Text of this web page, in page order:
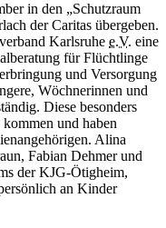
in den „Schutzraum
der Caritas übergeben.
Karlsruhe e.V. eine
für Flüchtlinge
und Versorgung
Wöchnerinnen und
Diese besonders
und haben
Alina
Fabian Dehmer und
der KJG-Ötigheim,
an Kinder